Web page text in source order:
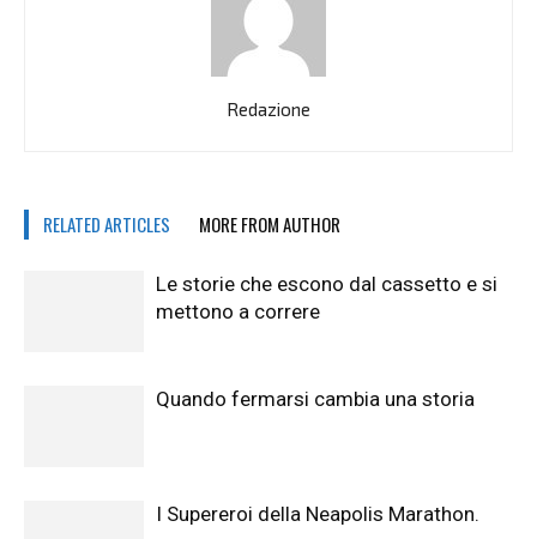
Redazione
RELATED ARTICLES MORE FROM AUTHOR
Le storie che escono dal cassetto e si
mettono a correre
Quando fermarsi cambia una storia
I Supereroi della Neapolis Marathon.